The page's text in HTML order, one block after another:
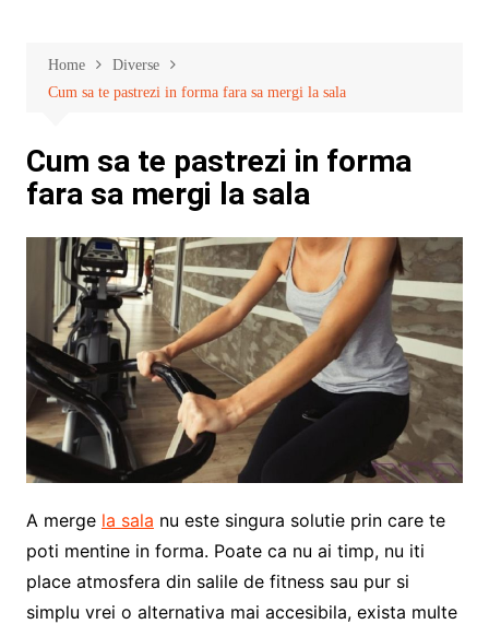
Home
Diverse
Cum sa te pastrezi in forma fara sa mergi la sala
Cum sa te pastrezi in forma
fara sa mergi la sala
A merge la sala nu este singura solutie prin care te
poti mentine in forma. Poate ca nu ai timp, nu iti
place atmosfera din salile de fitness sau pur si
simplu vrei o alternativa mai accesibila, exista multe